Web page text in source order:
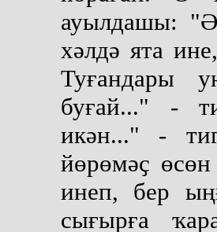
ауылдашы:
хәлдә ята
Туғандары
буғай..." -
икән..." -
йөрөмәҫ өсөн
инеп, бер
сығырға